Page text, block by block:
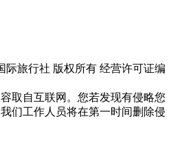
际旅行社 版权所有 经营许可证编
取自互联网。您若发现有侵略您
们工作人员将在第一时间删除侵